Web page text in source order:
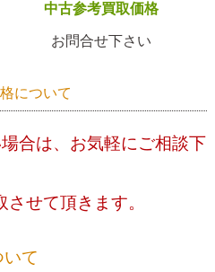
中古参考買取価格
お問合せ下さい
について
合は、お気軽にご相談下
せて頂きます。
て